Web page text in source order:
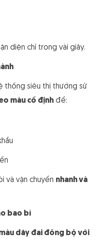
diện chỉ trong vài giây.
thống siêu thị thường sử
màu cố định để:
và vận chuyển nhanh và
bao bì
dây đai đồng bộ với